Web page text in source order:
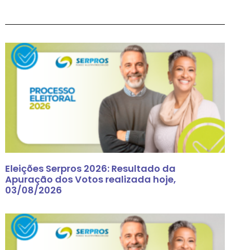
Eleições Serpros 2026: Resultado da
Apuração dos Votos realizada hoje,
03/08/2026